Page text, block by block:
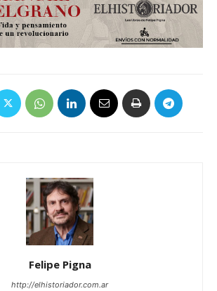
Felipe Pigna
http://elhistoriador.com.ar